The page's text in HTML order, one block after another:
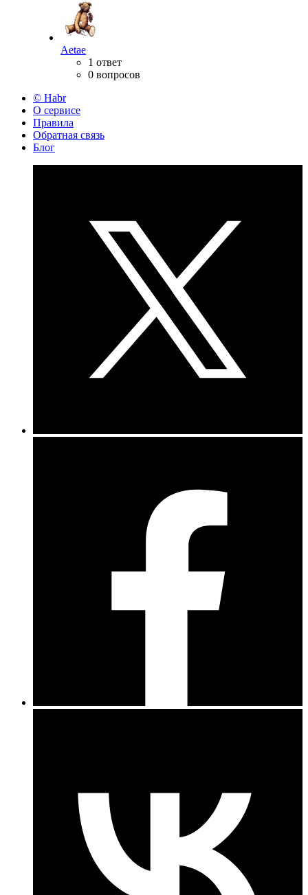
Aetae
1 ответ
0 вопросов
© Habr
О сервисе
Правила
Обратная связь
Блог